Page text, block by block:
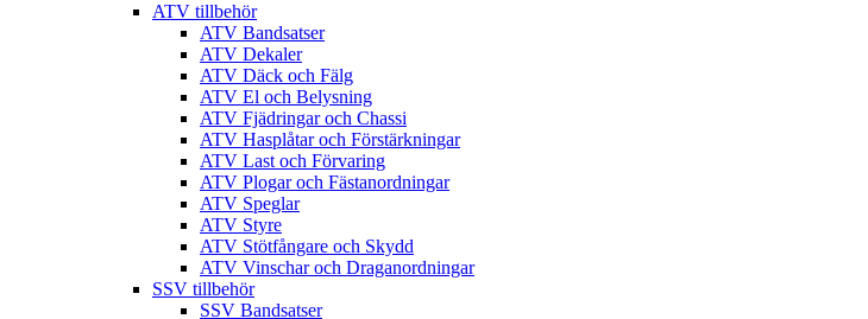
ATV tillbehör
ATV Bandsatser
ATV Dekaler
ATV Däck och Fälg
ATV El och Belysning
ATV Fjädringar och Chassi
ATV Hasplåtar och Förstärkningar
ATV Last och Förvaring
ATV Plogar och Fästanordningar
ATV Speglar
ATV Styre
ATV Stötfångare och Skydd
ATV Vinschar och Draganordningar
SSV tillbehör
SSV Bandsatser